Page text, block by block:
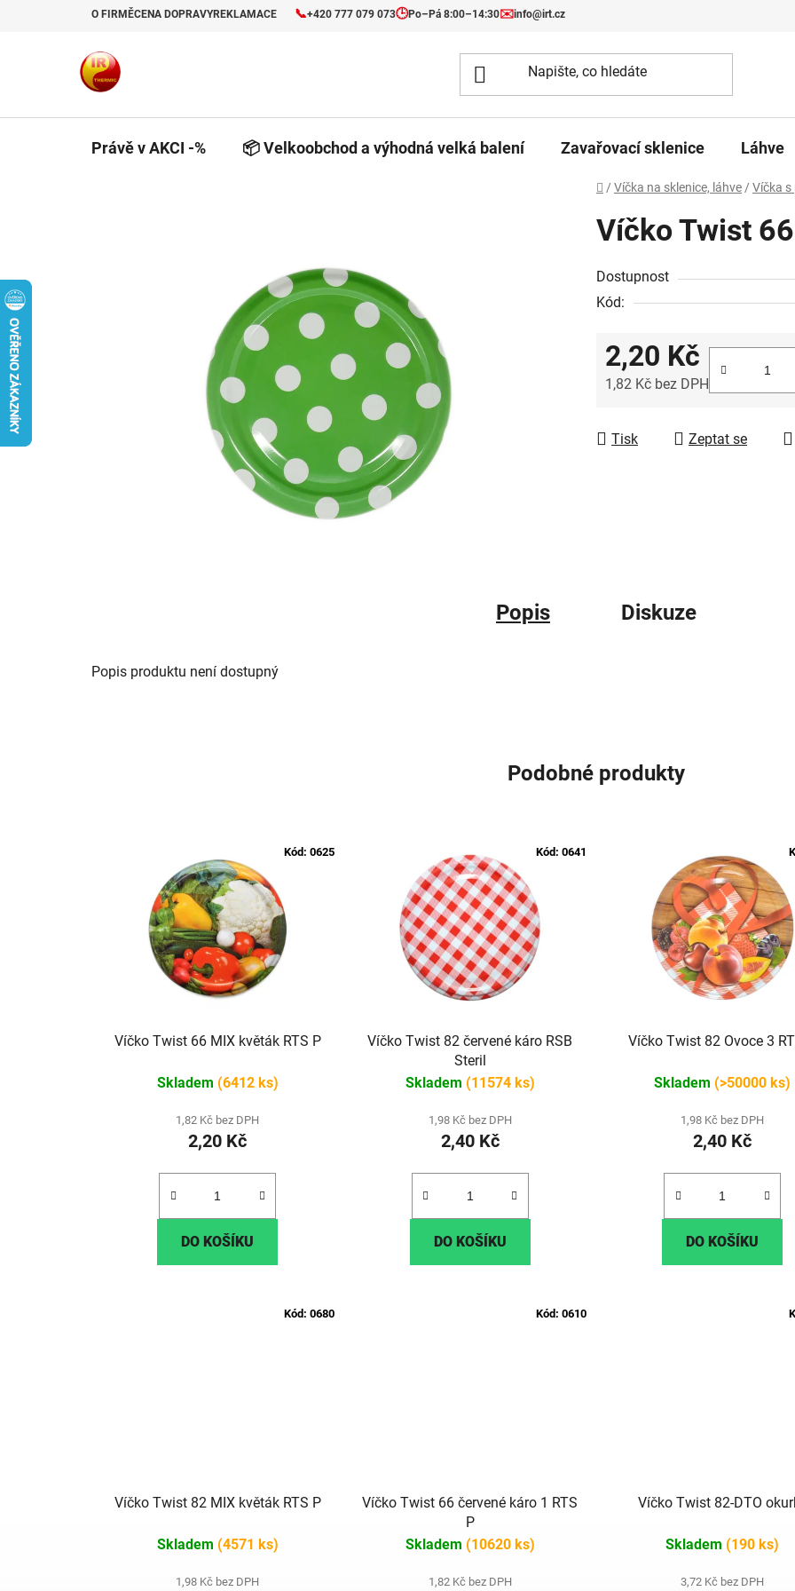
O FIRMĚCENA DOPRAVYREKLAMACE 📞+420 777 079 073🕒Po–Pá 8:00–14:30✉️info@irt.cz
Právě v AKCI -% 📦 Velkoobchod a výhodná velká balení Zavařovací sklenice Láhve
Domů
/ Víčka na sklenice, láhve / Víčka s
Víčko Twist
Dostupnost
Kód:
2,20 Kč
1,82 Kč bez DPH
Tisk Zeptat se
Popis Diskuze
Popis produktu není dostupný
Podobné produkty
Víčko Twist 66 MIX květák RTS P
Skladem (6412 ks)
1,82 Kč bez DPH
2,20 Kč
DO KOŠÍKU
Kód: 0625
Víčko Twist 82 červené káro RSB
Steril
Skladem (11574 ks)
1,98 Kč bez DPH
2,40 Kč
DO KOŠÍKU
Kód: 0641
Víčko Twist 82 Ovoce 3
Skladem (>50000 ks)
1,98 Kč bez DPH
2,40 Kč
DO KOŠÍKU
Víčko Twist 82 MIX květák RTS P
Skladem (4571 ks)
1,98 Kč bez DPH
Kód: 0680
Víčko Twist 66 červené káro 1 RTS
P
Skladem (10620 ks)
1,82 Kč bez DPH
Kód: 0610
Víčko Twist 82-DTO
Skladem (190 ks)
3,72 Kč bez DPH